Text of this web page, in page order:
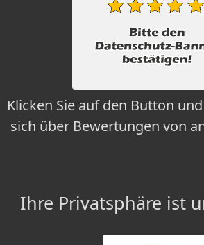
Klicken Sie auf den Button
sich über Bewertungen von
Ihre Privatsphäre ist